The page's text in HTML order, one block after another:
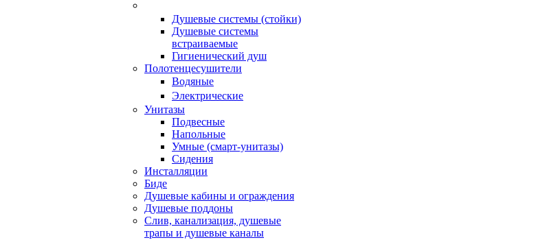
Душевые системы (стойки)
Душевые системы
встраиваемые
Гигиенический душ
Полотенцесушители
ㅤВодяные
ㅤЭлектрические
Унитазы
Подвесные
Напольные
Умные (смарт-унитазы)
Сидения
Инсталляции
Биде
Душевые кабины и ограждения
Душевые поддоны
Слив, канализация, душевые
трапы и душевые каналы